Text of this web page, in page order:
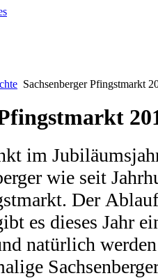
Sachsenberger Pfingstmarkt
im
wie seit
Der
es dieses Jahr
natürlich